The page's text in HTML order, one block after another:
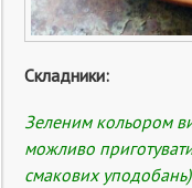
Складники:
Зеленим кольором
можливо
смакових уподобань)